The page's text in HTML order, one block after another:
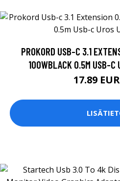
PROKORD USB-C 3.1
100WBLACK 0.5M USB-C
17.89 EUR